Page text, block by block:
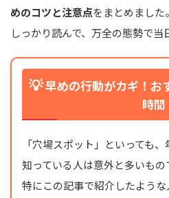
めのコツと注意点をまとめました。
しっかり読んで、万全の態勢で当
💡早めの行動がカギ！お
時間
「穴場スポット」といっても
知っている人は意外と多いもの
特にこの記事で紹介したよう